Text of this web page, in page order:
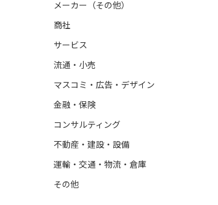
メーカー（その他）
商社
サービス
流通・小売
マスコミ・広告・デザイン
金融・保険
コンサルティング
不動産・建設・設備
運輸・交通・物流・倉庫
その他